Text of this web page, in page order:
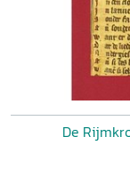
De